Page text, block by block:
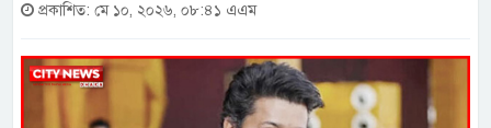
প্রকাশিত: মে ১০, ২০২৬, ০৮:৪১ এএম